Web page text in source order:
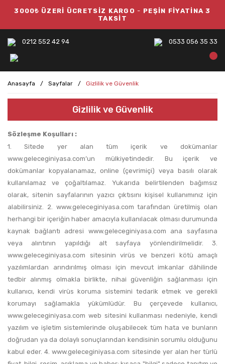
3000₺ ÜZERİ ÜCRETSİZ KARGO - PEŞİN FİYATİNA 3
TAKSİT
0212 552 42 94 0533 056 35 33
Anasayfa Sayfalar Gizlilik ve Güvenlik
Gizlilik ve Güvenlik
Sözleşme Koşulları :
1. Sitede yer alan tüm içerik ve dokümanlar
www.geleceginiyasa.com’un mülkiyetindedir. Bu içerik ve
dokümanlar kopyalanamaz, online (çevrimiçi) veya basılı olarak
kullanılamaz ve çoğaltılamaz. Yukarıda belirtilenden bağımsız
olarak, sitenin sayfalarının yazıcı çıktısını kişisel kullanımınız için
alabilirsiniz. 2. www.geleceginiyasa.com tarafından üretilmiş olan
herhangi bir içeriğin haber amacıyla kullanılacak olması durumunda
kaynak bağlantı adresi www.geleceginiyasa.com ana sayfasına
veya alıntının yapıldığı alt sayfaya yönlendirilmelidir. 3.
www.geleceginiyasa.com sitesinin virüs ve benzeri kötü amaçlı
yazılımlardan arındırılmış olması için mevcut imkanlar dâhilinde
tedbir alınmış olmakla birlikte, nihai güvenliğin sağlanması için
kullanıcı, kendi virüs koruma sistemini tedarik etmek ve gerekli
korumayı sağlamakla yükümlüdür. Bu çerçevede kullanıcı,
www.geleceginiyasa.com web sitesini kullanması nedeniyle, kendi
yazılım ve işletim sistemlerinde oluşabilecek tüm hata ve bunların
doğrudan ya da dolaylı sonuçlarından kendisinin sorumlu olduğunu
kabul eder. 4. www.geleceginiyasa.com sitesinde yer alan her türlü